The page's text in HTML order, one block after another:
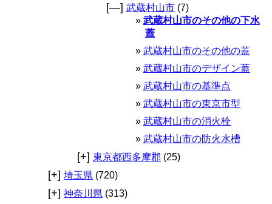
[—] 武蔵村山市 (7)
武蔵村山市のその他の下水
蓋
武蔵村山市のその他の蓋
武蔵村山市のデザイン蓋
武蔵村山市の基準点
武蔵村山市の東京市型
武蔵村山市の消火栓
武蔵村山市の防火水槽
[+] 東京都西多摩郡 (25)
[+] 埼玉県 (720)
[+] 神奈川県 (313)